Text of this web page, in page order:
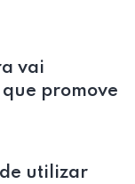
vai
promove
de utilizar